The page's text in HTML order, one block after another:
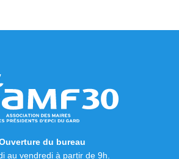
du bureau
au vendredi à partir de 9h.